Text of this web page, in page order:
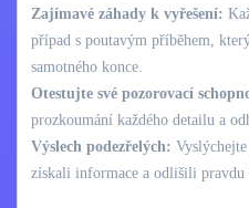
Zajímavé záhady k vyřešení:
případ s poutavým příběhem,
samotného konce.
Otestujte své pozorovací
prozkoumání každého detailu a
Výslech podezřelých:
získali informace a odlišili pravdu